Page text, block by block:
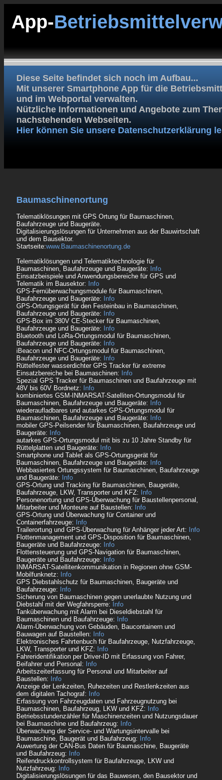
App-
Diese Seite befindet sich noch im Aufbau...
Mit unserer Smartphone App für die
und im Webportal verwalten.
Nützliche Informationen und Angebote zum
nachstehenden Webseiten.
Hier können Sie unsere Datenschutzerklärung
Baumaschinenortung
Telematiklösungen mit GPS Ortung für Baumaschinen,
Baufahrzeuge und Baugeräte.
Digitalisierungslösungen für Unternehmen aus der Bauwirtschaft
und dem Bausektor.
Startseite:www.Baumaschinenortung.de
Telematiklösungen und Telematiktechnologie für
Baumaschinen, Baufahrzeuge und Baugeräte:
Info
Einsatzbeispiele und Anwendungsbereiche für GPS und
Telematik im Bausektor:
Info
GPS-Fernüberwachungsmodule für Baumaschinen,
Baufahrzeuge und Baugeräte:
Info
GPS-Ortungsgerät für den Festeinbau in Baumaschinen,
Baufahrzeuge und Baugeräte:
Info
GPS-Box im 380V CE-Stecker für Baumaschinen,
Baufahrzeuge und Baugeräte:
Info
Bluetooth und LoRa-Ortungsmodul für Baumaschinen,
Baufahrzeuge und Baugeräte:
Info
iBeacon und NFC-Ortungsmodul für Baumaschinen,
Baufahrzeuge und Baugeräte:
Info
Rüttelfester wasserdichter GPS Tracker für extreme
Einsatzbereiche bei Baumaschinen:
Info
Spezial GPS Tracker für Baumaschinen und Baufahrzeuge mit
48V bis 60V Bordnetz:
Info
kombiniertes GSM-INMARSAT-Satelliten-Ortungsmodul für
Baumaschinen, Baufahrzeuge und Baugeräte:
Info
wiederaufladbares und autarkes GPS-Ortungsmodul für
Baumaschinen, Baufahrzeuge und Baugeräte:
Info
mobiler GPS-Peilsender für Baumaschinen, Baufahrzeuge und
Baugeräte:
Info
autarkes GPS-Ortungsmodul mit bis zu 10 Jahre Standby für
Rüttelplatten und Baugeräte:
Info
Smartphone und Tablet als GPS-Ortungsgerät für
Baumaschinen, Baufahrzeuge und Baugeräte:
Info
Webbasiertes Ortungssystem für Baumaschinen, Baufahrzeuge
und Baugeräte:
Info
GPS-Ortung und Tracking für Baumaschinen, Baugeräte,
Baufahrzeuge, LKW, Transporter und KFZ:
Info
Personenortung und GPS-Überwachung für Baustellenpersonal,
Mitarbeiter und Monteure auf Baustellen:
Info
GPS-Ortung und Überwachung für Container und
Containerfahrzeuge:
Info
Trailerortung und GPS-Überwachung für Anhänger jeder Art:
Info
Flottenmanagement und GPS-Disposition für Baumaschinen,
Baugeräte und Baufahrzeuge:
Info
Flottensteuerung und GPS-Navigation für Baumaschinen,
Baugeräte und Baufahrzeuge:
Info
INMARSAT-Satellitenkommunikation in Regionen ohne GSM-
Mobilfunknetz:
Info
GPS Diebstahlschutz für Baumaschinen, Baugeräte und
Baufahrzeuge:
Info
Sicherung von Baumaschinen gegen unerlaubte Nutzung und
Diebstahl mit der Wegfahrsperre:
Info
Tanküberwachung mit Alarm bei Dieseldiebstahl für
Baumaschinen und Baufahrzeuge:
Info
Alarm-Überwachung von Gebäuden, Baucontainern und
Bauwagen auf Baustellen:
Info
Elektronisches Fahrtenbuch für Baufahrzeuge, Nutzfahrzeuge,
LKW, Transporter und KFZ:
Info
Fahreridentifikation per Driver-ID mit Erfassung von Fahrer,
Beifahrer und Personal:
Info
Arbeitszeiterfassung für Personal und Mitarbeiter auf
Baustellen:
Info
Anzeige der Lenkzeiten, Ruhezeiten und Restlenkzeiten aus
dem digitalen Tachograf:
Info
Erfassung von Fahrzeugdaten und Fahrzeugnutzung bei
Baumaschinen, Baufahrzeug, LKW und KFZ:
Info
Betriebsstundenzähler für Maschinenzeiten und Nutzungsdauer
bei Baumaschine und Baufahrzeug:
Info
Überwachung der Service- und Wartungsintervalle bei
Baumaschine, Baugerät und Baufahrzeug:
Info
Auwertung der CAN-Bus Daten für Baumaschine, Baugeräte
und Baufahrzeug:
Info
Reifendruckkontrollsystem für Baufahrzeuge, LKW und
Nutzfahrzeug:
Info
Digitalisierungslösungen für das Bauwesen, den Bausektor und